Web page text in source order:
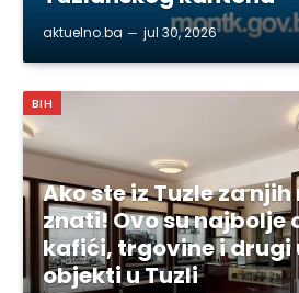
aktuelno.ba jul 30, 2026
BIH
Ako ste iz Tuzle za
znati! Ovo su najbolje
kafići, trgovine i drugi
objekti u Tuzli